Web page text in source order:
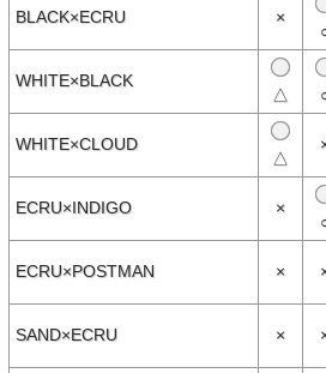
「ORCIVAL」を代表するモデル、フレン
船乗りたちに長く親しまれてきたバスク
(空紡糸)という糸で編まれた軽くて丈夫
トソーとしては珍しく経年変化を楽しめ
ワークジャケットやデニムを合わせたと
はもちろん、シックなジャケットのイン
○本体：綿100％
○フランス製
【備考】
※この製品は生地の特性上、洗い方や回
庭洗濯で、着丈・身幅共に若干縮みます
BLACK×ECRU
×
WHITE×BLACK
△
WHITE×CLOUD
△
ECRU×INDIGO
×
ECRU×POSTMAN ×
SAND×ECRU ×